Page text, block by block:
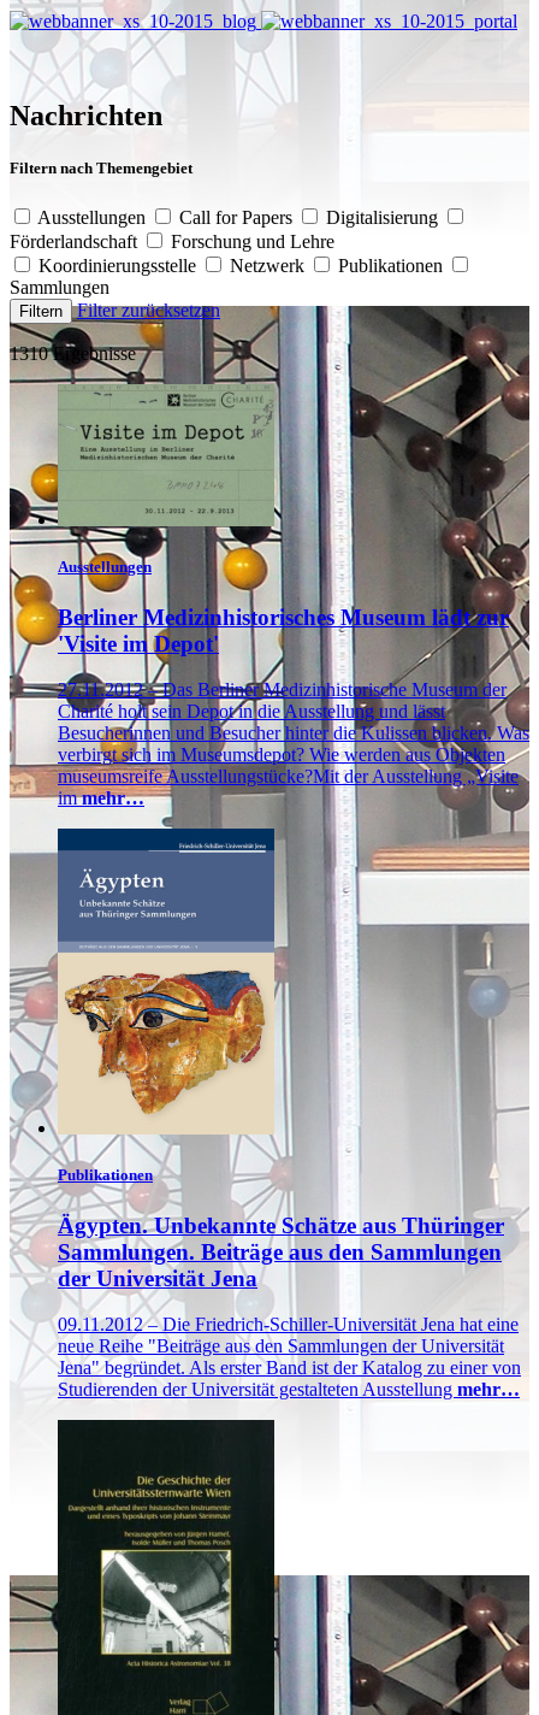
Nachrichten
Filtern nach Themengebiet
Ausstellungen Call for Papers
Digitalisierung
Förderlandschaft
Forschung und Lehre
Koordinierungsstelle
Netzwerk
Publikationen
Sammlungen
Filtern Filter zurücksetzen
1310 Ergebnisse
Ausstellungen
Berliner Medizinhistorisches Museum lädt zur
'Visite im Depot'
27.11.2012 – Das Berliner Medizinhistorische Museum der
Charité holt sein Depot in die Ausstellung und lässt
Besucherinnen und Besucher hinter die Kulissen blicken. Was
verbirgt sich im Museumsdepot? Wie werden aus Objekten
museumsreife Ausstellungstücke?Mit der Ausstellung „Visite
immehr…
Publikationen
Ägypten. Unbekannte Schätze aus Thüringer
Sammlungen. Beiträge aus den Sammlungen
der Universität Jena
09.11.2012 – Die Friedrich-Schiller-Universität Jena hat eine
neue Reihe "Beiträge aus den Sammlungen der Universität
Jena" begründet. Als erster Band ist der Katalog zu einer von
Studierenden der Universität gestalteten Ausstellung mehr…